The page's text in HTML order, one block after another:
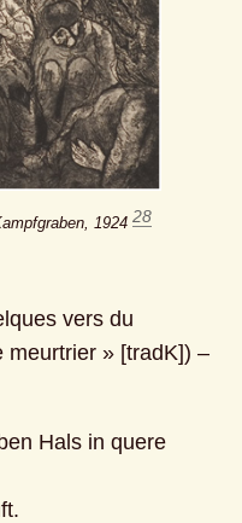
1924 28
vers du
meurtrier » [tradK]) ‒
Hals in quere